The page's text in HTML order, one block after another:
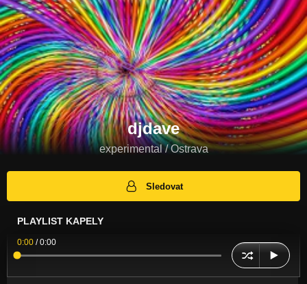
djdave
experimental / Ostrava
Sledovat
PLAYLIST KAPELY
0:00 /0:00